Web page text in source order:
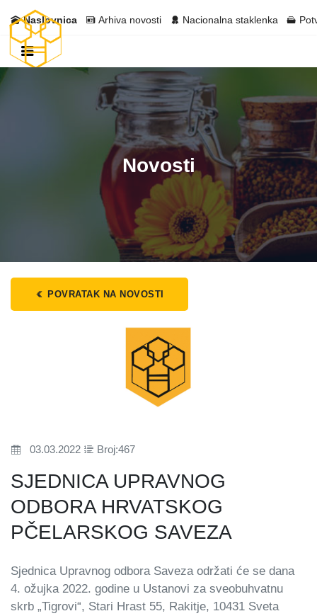
Naslovnica Arhiva novosti Nacionalna staklenka
Novosti
POVRATAK NA NOVOSTI
03.03.2022 Broj:467
SJEDNICA UPRAVNOG
ODBORA HRVATSKOG
PČELARSKOG SAVEZA
Sjednica Upravnog odbora Saveza održati će se dana
4. ožujka 2022. godine u Ustanovi za sveobuhvatnu
skrb „Tigrovi“, Stari Hrast 55, Rakitje, 10431 Sveta